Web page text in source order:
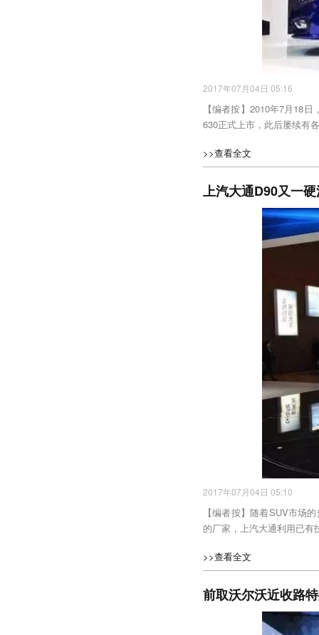
2017年07月04日 05:16
【编者按】2010年7月18
630正式上市，此后屡续有
>>查看全文
上汽大通D90又一
2017年07月04日 05:10
【编者按】随着SUV市场
的厂家，上汽大通利用已有
>>查看全文
前取沃尔沃近收路